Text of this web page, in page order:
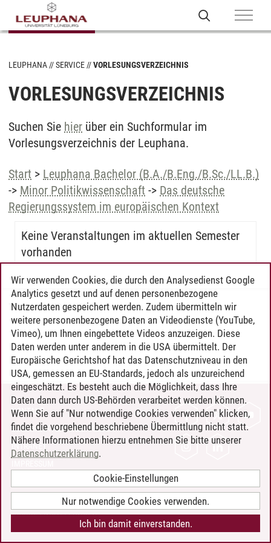
LEUPHANA SERVICE VORLESUNGSVERZEICHNIS
VORLESUNGSVERZEICHNIS
Suchen Sie hier über ein Suchformular im
Vorlesungsverzeichnis der Leuphana.
Start > Leuphana Bachelor (B.A./B.Eng./B.Sc./LL.B.)
-> Minor Politikwissenschaft -> Das deutsche
Regierungssystem im europäischen Kontext
Keine Veranstaltungen im aktuellen Semester
vorhanden
Timo Leder/30.06.2024
KONTAKT
LEUPHANA ALS ARBEITGEBER
INTRANET
BARRIEREFREIHEIT
COOKIE-EINSTELLUNGEN
Wir verwenden Cookies, die durch den Analysedienst Google
Analytics gesetzt und auf denen personenbezogene
Nutzerdaten gespeichert werden. Zudem übermitteln wir
weitere personenbezogene Daten an Videodienste (YouTube,
Vimeo), um Ihnen eingebettete Videos anzuzeigen. Diese
Daten werden unter anderem in die USA übermittelt. Der
Europäische Gerichtshof hat das Datenschutzniveau in den
USA, gemessen an EU-Standards, jedoch als unzureichend
eingeschätzt. Es besteht auch die Möglichkeit, dass Ihre
Daten dann durch US-Behörden verarbeitet werden können.
Wenn Sie auf "Nur notwendige Cookies verwenden" klicken,
findet die vorgehend beschriebene Übermittlung nicht statt.
Nähere Informationen hierzu entnehmen Sie bitte unserer
Datenschutzerklärung.
Cookie-Einstellungen
Nur notwendige Cookies verwenden.
Ich bin damit einverstanden.